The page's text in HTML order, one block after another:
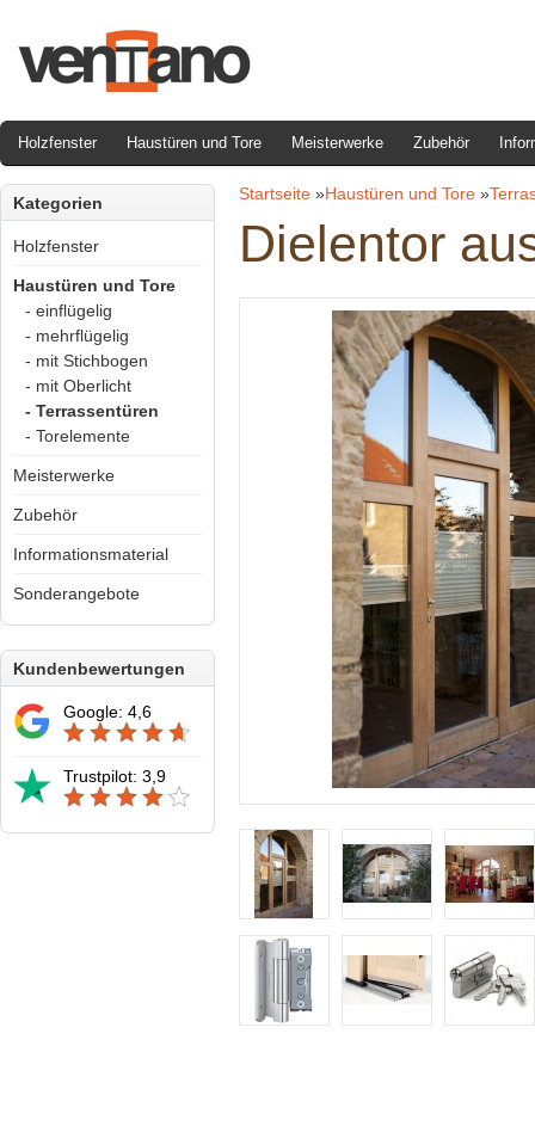
Holzfenster Haustüren und Tore Meisterwerke Zubehör
Kategorien
Holzfenster
Haustüren und Tore
- einflügelig
- mehrflügelig
- mit Stichbogen
- mit Oberlicht
- Terrassentüren
- Torelemente
Meisterwerke
Zubehör
Informationsmaterial
Sonderangebote
Kundenbewertungen
Google: 4,6
Trustpilot: 3,9
Startseite »Haustüren und Tore »
Dielentor